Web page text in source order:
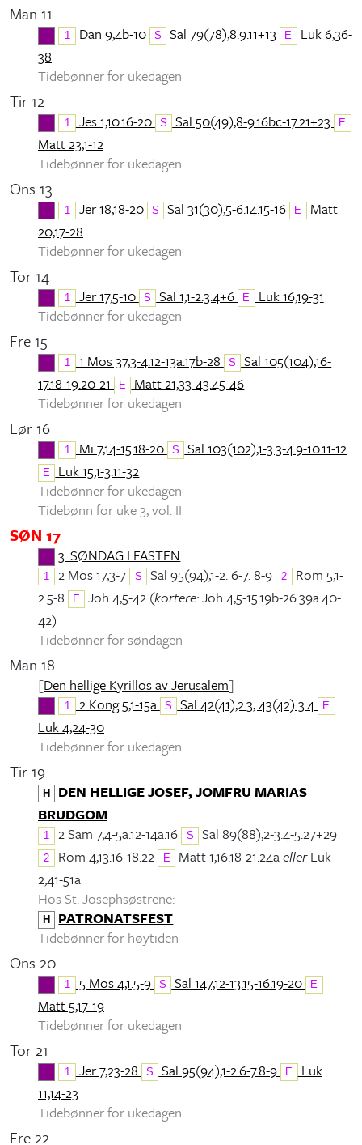
Man 11
1 Dan 9,4b-10 S Sal 79(78),8.9.11+13 E
Luk 6,36-
38
Tidebønner for ukedagen
Tir 12
1 Jes 1,10.16-20 S Sal 50(49),8-9.16bc-17.21+23 E
Matt 23,1-12
Tidebønner for ukedagen
Ons 13
1 Jer 18,18-20 S Sal 31(30),5-6.14.15-16 E
Matt
20,17-28
Tidebønner for ukedagen
Tor 14
1 Jer 17,5-10 S Sal 1,1-2.3.4+6 E
Luk 16,19-31
Tidebønner for ukedagen
Fre 15
1 1 Mos 37,3-4.12-13a.17b-28 S
Sal 105(104),16-
17.18-19.20-21
E
Matt 21,33-43.45-46
Tidebønner for ukedagen
Lør 16
1 Mi 7,14-15.18-20 S Sal 103(102),1-3.3-4.9-10.11-12
E
Luk 15,1-3.11-32
Tidebønner for ukedagen
Tidebønn for uke 3, vol. II
SØN 17
3. SØNDAG I FASTEN
1 2 Mos 17,3-7 S Sal 95(94),1-2. 6-7. 8-9 2
Rom 5,1-
2.5-8
E Joh 4,5-42 (kortere:Joh 4,5-15.19b-26.39a.40-
42)
Tidebønner for søndagen
Man 18
[Den hellige Kyrillos av Jerusalem]
1 2 Kong 5,1-15a S Sal 42(41),2.3; 43(42) 3.4 E
Luk 4,24-30
Tidebønner for ukedagen
Tir 19
H
DEN HELLIGE JOSEF, JOMFRU MARIAS
BRUDGOM
1 2 Sam 7,4-5a.12-14a.16 S Sal 89(88),2-3.4-5.27+29
2 Rom 4,13.16-18.22 E Matt 1,16.18-21.24aellerLuk
2,41-51a
Hos St. Josephsøstrene:
H
PATRONATSFEST
Tidebønner for høytiden
Ons 20
1 5 Mos 4,1.5-9 S Sal 147,12-13.15-16.19-20 E
Matt 5,17-19
Tidebønner for ukedagen
Tor 21
1 Jer 7,23-28 S Sal 95(94),1-2.6-7.8-9 E
Luk
11,14-23
Tidebønner for ukedagen
Fre 22